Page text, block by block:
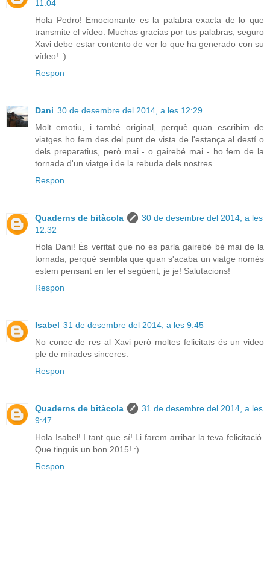
11:04
Hola Pedro! Emocionante es la palabra exacta de lo que
transmite el vídeo. Muchas gracias por tus palabras, seguro
Xavi debe estar contento de ver lo que ha generado con su
vídeo! :)
Respon
Dani 30 de desembre del 2014, a les 12:29
Molt emotiu, i també original, perquè quan escribim de
viatges ho fem des del punt de vista de l'estança al destí o
dels preparatius, però mai - o gairebé mai - ho fem de la
tornada d'un viatge i de la rebuda dels nostres
Respon
Quaderns de bitàcola
30 de desembre del 2014, a les
12:32
Hola Dani! És veritat que no es parla gairebé bé mai de la
tornada, perquè sembla que quan s'acaba un viatge només
estem pensant en fer el següent, je je! Salutacions!
Respon
Isabel 31 de desembre del 2014, a les 9:45
No conec de res al Xavi però moltes felicitats és un video
ple de mirades sinceres.
Respon
Quaderns de bitàcola
31 de desembre del 2014, a les
9:47
Hola Isabel! I tant que sí! Li farem arribar la teva felicitació.
Que tinguis un bon 2015! :)
Respon